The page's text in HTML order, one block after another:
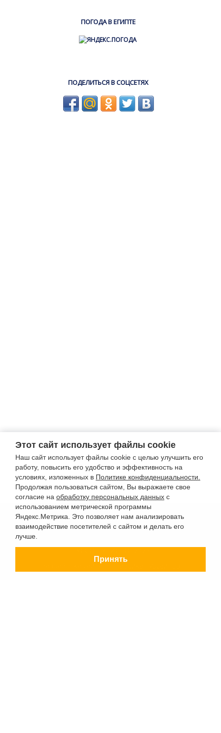
ПОГОДА В ЕГИПТЕ
ПОДЕЛИТЬСЯ В СОЦСЕТЯХ
Разработка сайта —
Этот сайт использует файлы cookie
Наш сайт использует файлы cookie с целью улучшить его
работу, повысить его удобство и эффективность на
условиях, изложенных в Политике конфиденциальности.
Продолжая пользоваться сайтом, Вы выражаете свое
согласие на обработку персональных данных с
использованием метрической программы
Яндекс.Метрика. Это позволяет нам анализировать
взаимодействие посетителей с сайтом и делать его
лучше.
Принять